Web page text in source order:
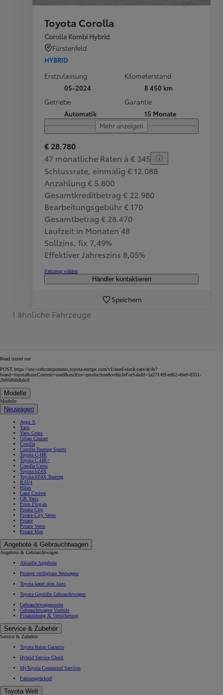
Toyota Corolla
Corolla Kombi Hybrid
Fürstenfeld
HYBRID
Erstzulassung
05-2024
Kilometerstand
8 450 km
Getriebe
Automatik
Garantie
15 Monate
Mehr anzeigen
€ 28.780
47 monatliche Raten à € 345
Schlussrate, einmalig € 12.088
Anzahlung € 5.800
Gesamtkreditbetrag € 22.980
Bearbeitungsgebühr € 170
Gesamtbetrag € 28.470
Laufzeit in Monaten 48
Sollzins, fix 7,49%
Effektiver Jahreszins 8,05%
Fahrzeug wählen
Händler kontaktieren
Speichern
1 ähnliche Fahrzeuge
Read timed out
POST https://usc-webcomponents.toyota-europe.com/v1/used-stock-cars/at/de?
brand=toyota&uscContext=used&uscEnv=production&vehicleForSaleId=1e2714f9-ed62-46e0-8351-
2b95868db6c8
Modelle
Modelle
Neuwagen
Aygo X
Yaris
Yaris Cross
Urban Cruiser
Corolla
Corolla Touring Sports
Toyota C-HR
Toyota C-HR+
Corolla Cross
Toyota bZ4X
Toyota bZ4X Touring
RAV4
Hilux
Land Cruiser
GR Yaris
Prius Plug-in
Proace City
Proace City Verso
Proace
Proace Verso
Proace Max
Angebote & Gebrauchtwagen
Angebote & Gebrauchtwagen
Aktuelle Angebote
Prompt verfügbare Neuwagen
Toyota kauft dein Auto
Toyota Geprüfte Gebrauchtwagen
Gebrauchtwagensuche
Gebrauchtwagen Vorteile
Finanzierung & Versicherung
Service & Zubehör
Service & Zubehör
Toyota Relax Garantie
Hybrid Service Check
MyToyota Connected Services
Fahrzeugrückruf
Toyota Welt